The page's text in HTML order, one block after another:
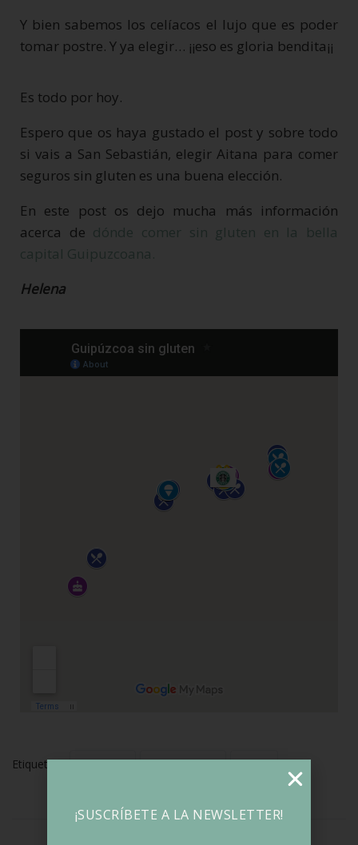
Y bien sabemos los celíacos el lujo que es poder
tomar postre. Y ya elegir… ¡¡eso es gloria bendita¡¡
Es todo por hoy.
Espero que os haya gustado el post y sobre todo
si vais a San Sebastián, elegir Aitana para comer
seguros sin gluten es una buena elección.
En este post os dejo mucha más información
acerca de dónde comer sin gluten en la bella
capital Guipuzcoana.
Helena
Etiquetas: Día A Día Restaurantes Viajes
¡SUSCRÍBETE A LA NEWSLETTER!